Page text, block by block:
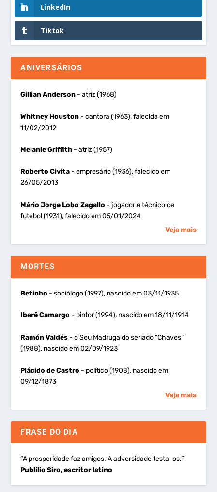
LinkedIn
Tiktok
ANIVERSÁRIOS
Gillian Anderson - atriz (1968)
Whitney Houston - cantora (1963), falecida em
11/02/2012
Melanie Griffith - atriz (1957)
Roberto Civita - empresário (1936), falecido em
26/05/2013
Mário Jorge Lobo Zagallo - jogador e técnico de
futebol (1931), falecido em 05/01/2024
Veja mais
MORTES
Betinho - sociólogo (1997), nascido em 03/11/1935
Iberê Camargo - pintor (1994), nascido em 18/11/1914
Ramón Valdés - o Seu Madruga do seriado "Chaves"
(1988), nascido em 02/09/1923
Plácido de Castro - político (1908), nascido em
09/12/1873
Veja mais
FRASE DO DIA
“A prosperidade faz amigos. A adversidade testa-os.”
Publílio Siro, escritor latino